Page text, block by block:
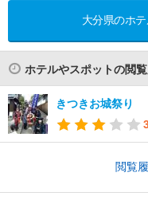
大分県のホ
ホテルやスポットの閲
きつきお城祭り
閲覧